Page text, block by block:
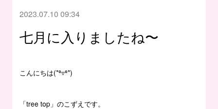
2023.07.10 09:34
七月に入りましたね〜
こんにちは(*⁰▿⁰*)
「tree top」のこずえです。